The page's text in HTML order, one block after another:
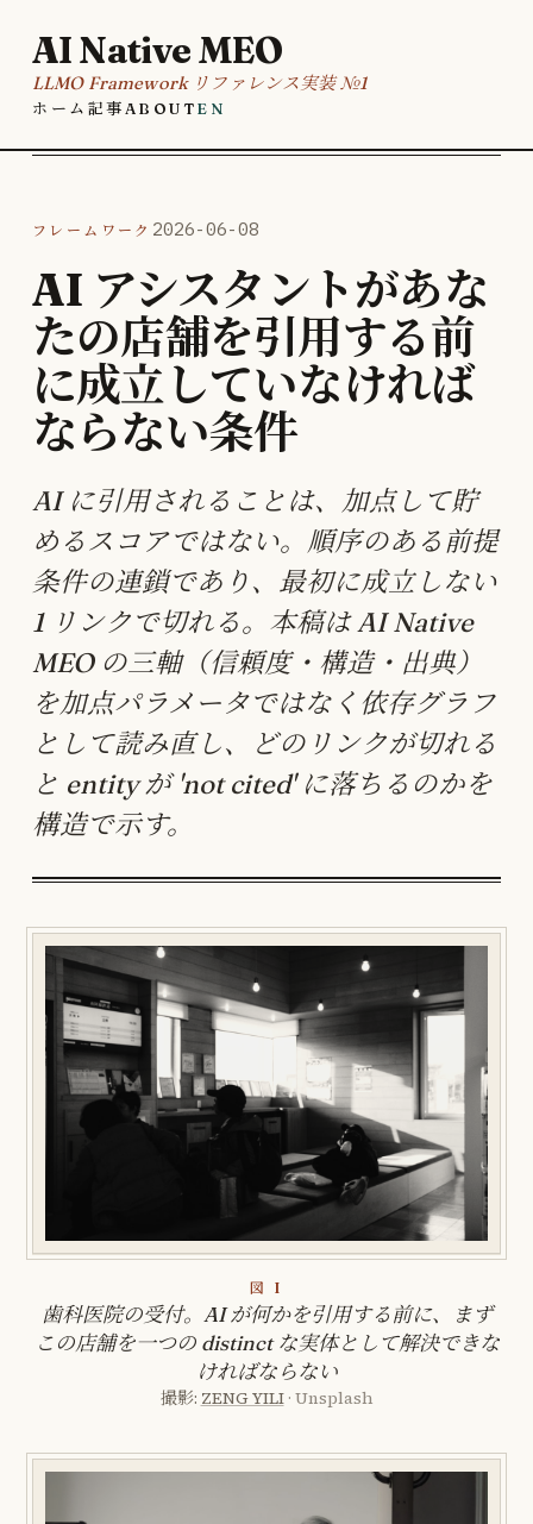
AI Native MEO
LLMO Framework リファレンス実装 №1
ホーム記事AboutEN
フレームワーク 2026-06-08
AI アシスタントがあな
たの店舗を引用する前
に成立していなければ
ならない条件
AI に引用されることは、加点して貯
めるスコアではない。順序のある前提
条件の連鎖であり、最初に成立しない
1 リンクで切れる。本稿は AI Native
MEO の三軸（信頼度・構造・出典）
を加点パラメータではなく依存グラフ
として読み直し、どのリンクが切れる
と entity が 'not cited' に落ちるのかを
構造で示す。
図 I
歯科医院の受付。AI が何かを引用する前に、まず
この店舗を一つの distinct な実体として解決できな
ければならない
撮影: ZENG YILI · Unsplash